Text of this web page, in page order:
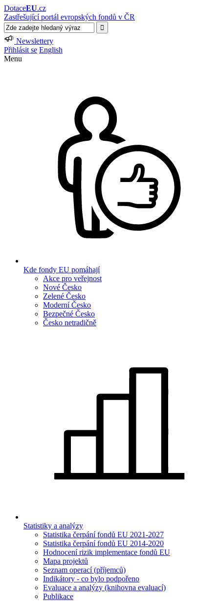
DotaceEU.cz
Zastřešující portál evropských fondů v ČR
Newslettery
Přihlásit se English
Menu
Kde fondy EU pomáhají
Akce pro veřejnost
Nové Česko
Zelené Česko
Moderní Česko
Bezpečné Česko
Česko netradičně
Statistiky a analýzy
Statistika čerpání fondů EU 2021-2027
Statistika čerpání fondů EU 2014-2020
Hodnocení rizik implementace fondů EU
Mapa projektů
Seznam operací (příjemců)
Indikátory - co bylo podpořeno
Evaluace a analýzy (knihovna evaluací)
Publikace